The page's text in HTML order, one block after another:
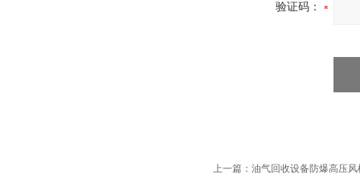
验证码：
上一篇： 油气回收设备防爆高压